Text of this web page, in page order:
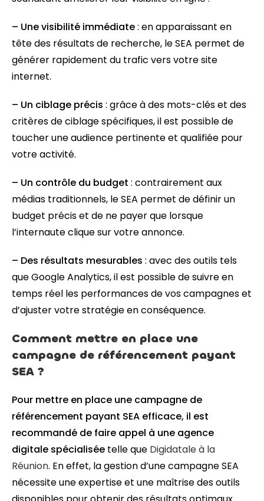
– Une visibilité immédiate: en apparaissant en
tête des résultats de recherche, le SEA permet de
générer rapidement du trafic vers votre site
internet.
– Un ciblage précis : grâce à des mots-clés et des
critères de ciblage spécifiques, il est possible de
toucher une audience pertinente et qualifiée pour
votre activité.
– Un contrôle du budget : contrairement aux
médias traditionnels, le SEA permet de définir un
budget précis et de ne payer que lorsque
l’internaute clique sur votre annonce.
– Des résultats mesurables : avec des outils tels
que Google Analytics, il est possible de suivre en
temps réel les performances de vos campagnes et
d’ajuster votre stratégie en conséquence.
Comment mettre en place une
campagne de référencement payant
SEA ?
Pour mettre en place une campagne de
référencement payant SEA efficace, il est
recommandé de faire appel à une agence
digitale spécialisée telle que Digidatale à la
Réunion. En effet, la gestion d’une campagne SEA
nécessite une expertise et une maîtrise des outils